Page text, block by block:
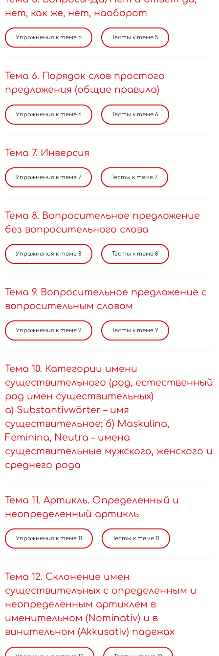
нет, как же, нет, наоборот
Тема 6. Порядок слов простого
предложения (общие правила)
Тема 7. Инверсия
Тема 8. Вопросительное предложение
без вопросительного слова
Тема 9. Вопросительное предложение с
вопросительным словом
Тема 10. Категории имени
существительного (род, естественный
род имен существительных)
а) Substantivwörter – имя
существительное; б) Maskulina,
Feminina, Neutra – имена
существительные мужского, женского и
среднего рода
Тема 11. Артикль. Определенный и
неопределенный артикль
Тема 12. Склонение имен
существительных с определенным и
неопределенным артиклем в
именительном (Nominativ) и в
винительном (Akkusativ) падежах